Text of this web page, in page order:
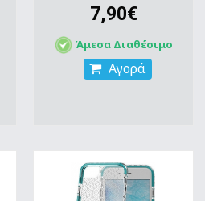
7,90€
Άμεσα Διαθέσιμο
Αγορά